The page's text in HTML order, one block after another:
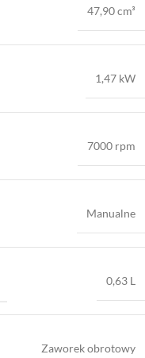
47,90 cm³
1,47 kW
7000 rpm
Manualne
0,63 L
Zaworek obrotowy